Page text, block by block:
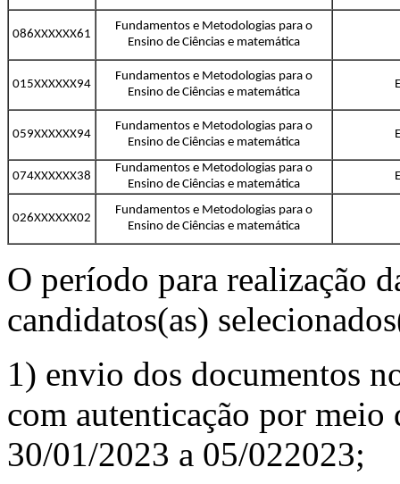
086XXXXXX61
Fundamentos e Metodologias para o
Ensino de Ciências e matemática
015XXXXXX94
Fundamentos e Metodologias para o
Ensino de Ciências e matemática
059XXXXXX94
Fundamentos e Metodologias para o
Ensino de Ciências e matemática
074XXXXXX38
Fundamentos e Metodologias para o
Ensino de Ciências e matemática
026XXXXXX02
Fundamentos e Metodologias para o
Ensino de Ciências e matemática
O período para realização
candidatos(as)
1) envio dos documentos
com autenticação por
30/01/2023 a 05/022023;